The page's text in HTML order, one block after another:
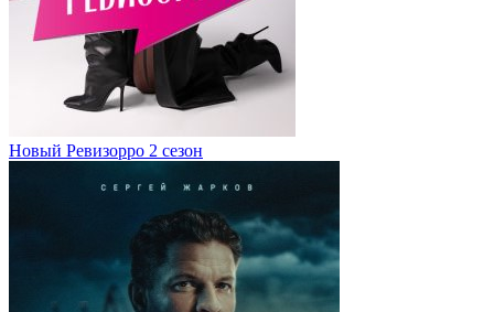
Новый Ревизорро 2 сезон